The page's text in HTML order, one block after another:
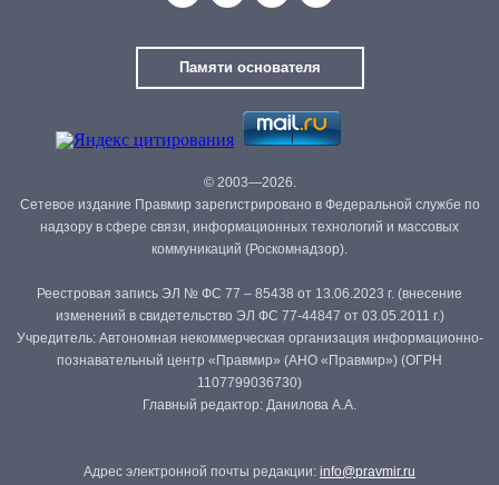
Памяти основателя
© 2003—2026.
Сетевое издание Правмир зарегистрировано в Федеральной службе по
надзору в сфере связи, информационных технологий и массовых
коммуникаций (Роскомнадзор).
Реестровая запись ЭЛ № ФС 77 – 85438 от 13.06.2023 г. (внесение
изменений в свидетельство ЭЛ ФС 77-44847 от 03.05.2011 г.)
Учредитель: Автономная некоммерческая организация информационно-
познавательный центр «Правмир» (АНО «Правмир») (ОГРН
1107799036730)
Главный редактор: Данилова А.А.
Адрес электронной почты редакции: info@pravmir.ru